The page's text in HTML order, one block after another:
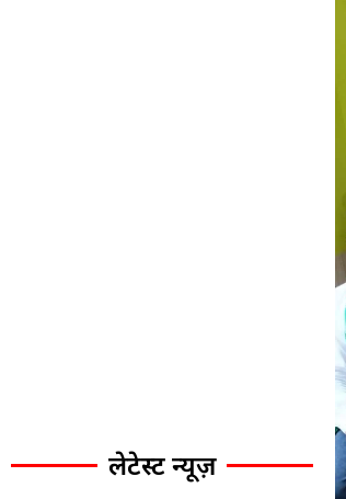
लेटेस्ट न्यूज़